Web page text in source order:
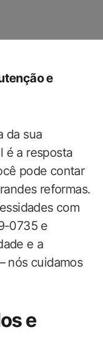
e​
da sua
é a resposta
‍pode contar
reformas.
com
0735 e
e a
nós cuidamos
e